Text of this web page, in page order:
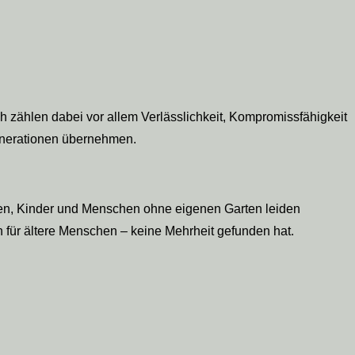
zählen dabei vor allem Verlässlichkeit, Kompromissfähigkeit
übernehmen.
Kinder und Menschen ohne eigenen Garten leiden
ältere Menschen – keine Mehrheit gefunden hat.